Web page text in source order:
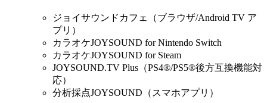
ジョイサウンドカフェ（ブラウザ/Android TV ア
プリ）
カラオケJOYSOUND for Nintendo Switch
カラオケJOYSOUND for Steam
JOYSOUND.TV Plus（PS4®/PS5®後方互換機能対
応）
分析採点JOYSOUND（スマホアプリ）